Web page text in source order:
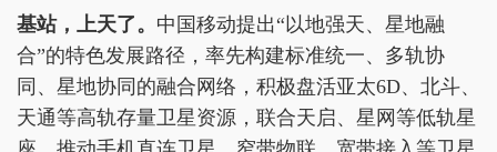
基站，上天了。 中国移动提出“以地强天、星地融
合”的特色发展路径，率先构建标准统一、多轨协
同、星地协同的融合网络，积极盘活亚太6D、北斗、
天通等高轨存量卫星资源，联合天启、星网等低轨星